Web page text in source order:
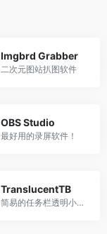
Imgbrd Grabber
二次元图站扒图软件
OBS Studio
最好用的录屏软件！
TranslucentTB
简易的任务栏透明小工具